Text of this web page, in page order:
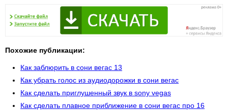
Похожие публикации:
Как заблюрить в сони вегас 13
Как убрать голос из аудиодорожки в сони вегас
Как сделать приглушенный звук в sony vegas
Как сделать плавное приближение в сони вегас про 16